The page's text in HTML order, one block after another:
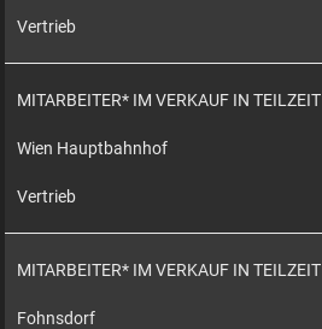
Vertrieb
MITARBEITER* IM VERKAUF IN TEILZEIT
Wien Hauptbahnhof
Vertrieb
MITARBEITER* IM VERKAUF IN TEILZEIT
Fohnsdorf